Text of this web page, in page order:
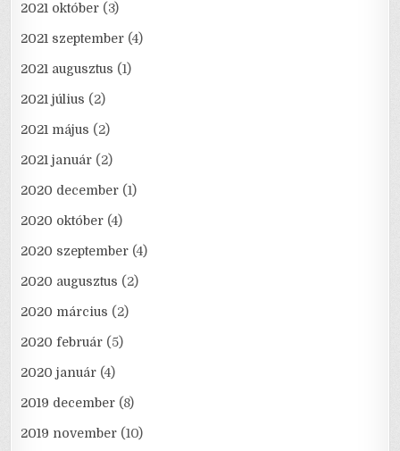
2021 október (3)
2021 szeptember (4)
2021 augusztus (1)
2021 július (2)
2021 május (2)
2021 január (2)
2020 december (1)
2020 október (4)
2020 szeptember (4)
2020 augusztus (2)
2020 március (2)
2020 február (5)
2020 január (4)
2019 december (8)
2019 november (10)